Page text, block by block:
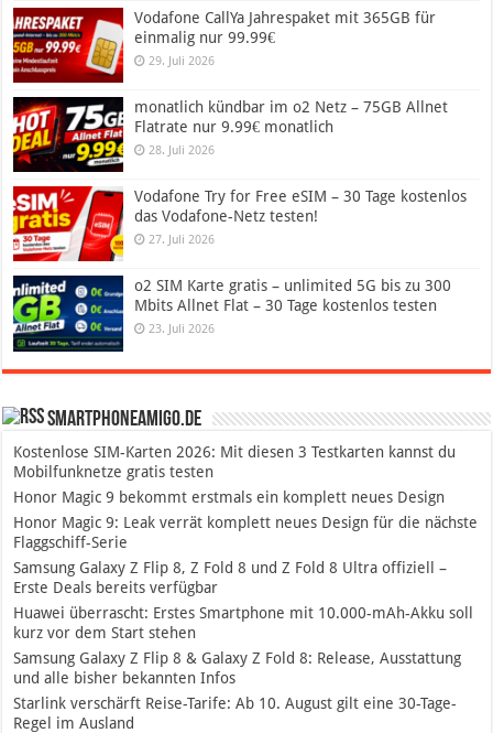
Vodafone CallYa Jahrespaket mit 365GB für
einmalig nur 99.99€
29. Juli 2026
monatlich kündbar im o2 Netz – 75GB Allnet
Flatrate nur 9.99€ monatlich
28. Juli 2026
Vodafone Try for Free eSIM – 30 Tage kostenlos
das Vodafone-Netz testen!
27. Juli 2026
o2 SIM Karte gratis – unlimited 5G bis zu 300
Mbits Allnet Flat – 30 Tage kostenlos testen
23. Juli 2026
SmartphoneAmigo.de
Kostenlose SIM-Karten 2026: Mit diesen 3 Testkarten kannst du
Mobilfunknetze gratis testen
Honor Magic 9 bekommt erstmals ein komplett neues Design
Honor Magic 9: Leak verrät komplett neues Design für die nächste
Flaggschiff-Serie
Samsung Galaxy Z Flip 8, Z Fold 8 und Z Fold 8 Ultra offiziell –
Erste Deals bereits verfügbar
Huawei überrascht: Erstes Smartphone mit 10.000-mAh-Akku soll
kurz vor dem Start stehen
Samsung Galaxy Z Flip 8 & Galaxy Z Fold 8: Release, Ausstattung
und alle bisher bekannten Infos
Starlink verschärft Reise-Tarife: Ab 10. August gilt eine 30-Tage-
Regel im Ausland